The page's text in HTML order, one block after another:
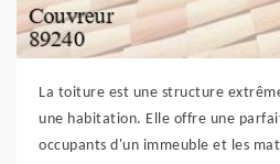
La toiture est une structure
une habitation. Elle offre une
occupants d'un immeuble et les